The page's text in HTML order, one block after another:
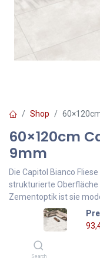
Search
Shop
60×120cm
9mm
Die Capitol Bianco
strukturierte Oberfläche
Zementoptik ist sie
60x120 cm
Designfliese für Bad
jeden Raum.
93,46€